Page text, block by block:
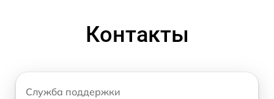
Контакты
Служба поддержки